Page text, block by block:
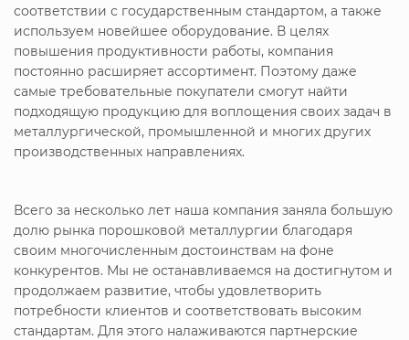
соответствии с государственным стандартом, а также
используем новейшее оборудование. В целях
повышения продуктивности работы, компания
постоянно расширяет ассортимент. Поэтому даже
самые требовательные покупатели смогут найти
подходящую продукцию для воплощения своих задач в
металлургической, промышленной и многих других
производственных направлениях.
Всего за несколько лет наша компания заняла большую
долю рынка порошковой металлургии благодаря
своим многочисленным достоинствам на фоне
конкурентов. Мы не останавливаемся на достигнутом и
продолжаем развитие, чтобы удовлетворить
потребности клиентов и соответствовать высоким
стандартам. Для этого налаживаются партнерские